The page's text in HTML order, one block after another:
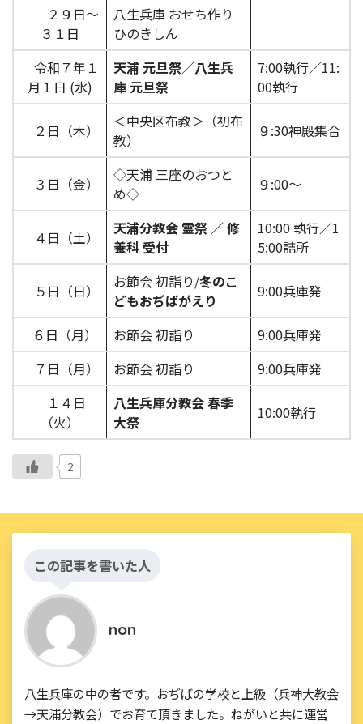
２９日～
３１日
八生兵庫 おせち作り
ひのきしん
令和７年１
月１日 (水)
天浦 元旦祭／八生兵
庫 元旦祭
7:00執行／11:
00執行
２日（木）
＜中央区布教＞（初布
教）
９:30神殿集合
３日（金）
◇天浦 三座のおつと
め◇
９:00～
４日（土）
天浦分教会 霊祭 ／ 修
養科 受付
10:00 執行／1
5:00詰所
５日（日） お節会 初詣り/冬のこ
どもおぢばがえり
9:00兵庫発
６日（月） お節会 初詣り
9:00兵庫発
７日（月）
お節会 初詣り
9:00兵庫発
１４日
（火）
八生兵庫分教会 春季
大祭
10:00執行
2
この記事を書いた人
non
八生兵庫の中の者です。おぢばの学校と上級（兵神大教会
→天浦分教会）でお育て頂きました。ねがいと共に運営